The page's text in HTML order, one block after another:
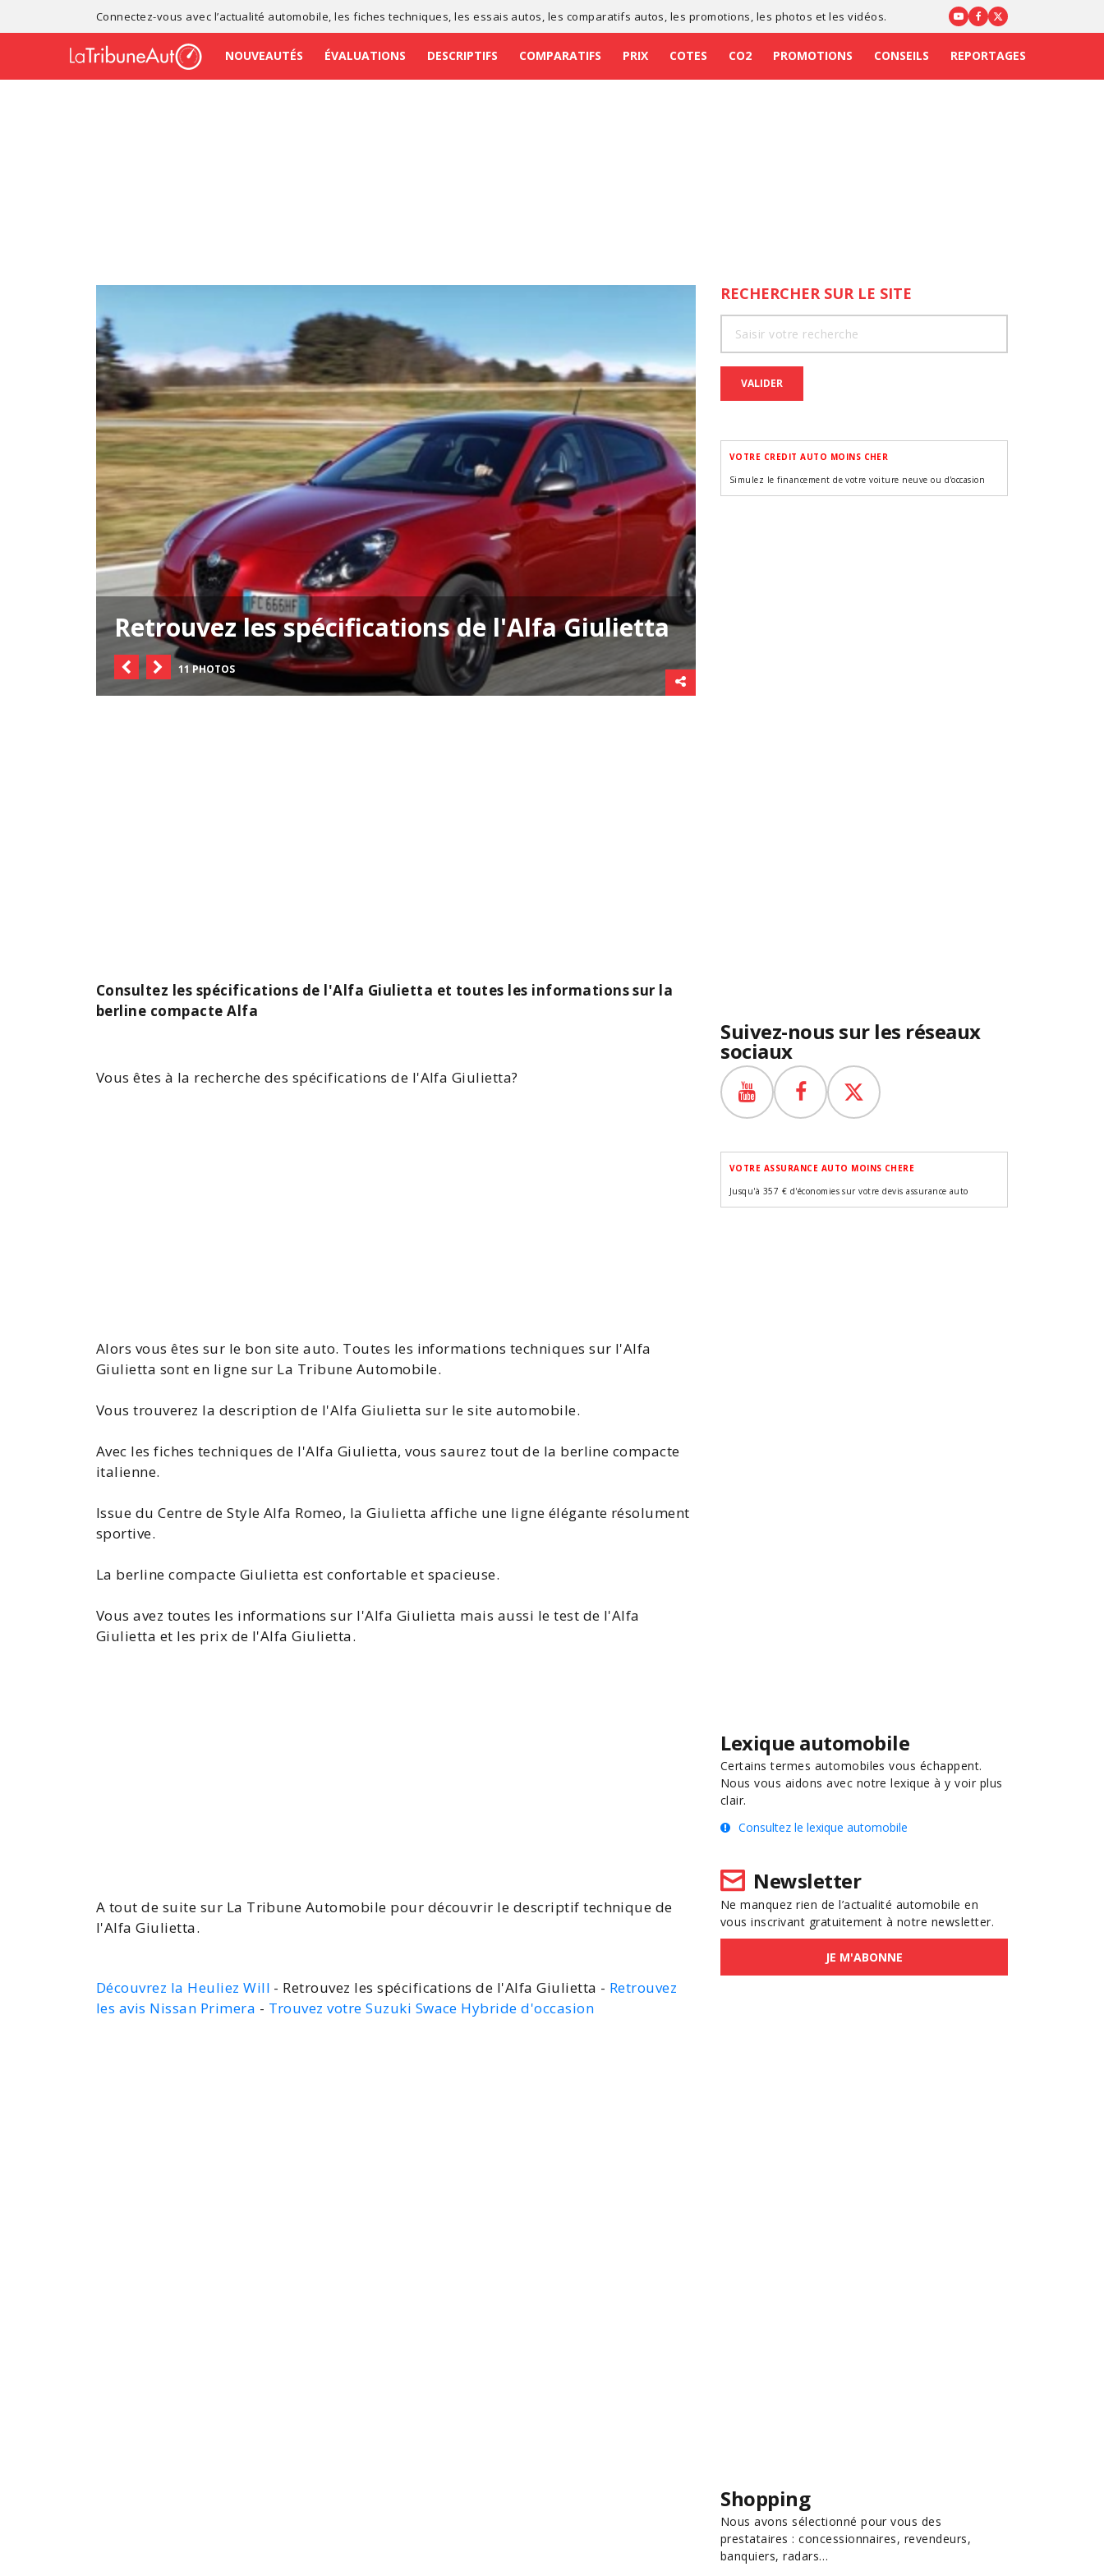
Connectez-vous avec l’actualité automobile , lesfiches techniques , lesessais autos , les comparatifs autos , les promotions , les photos et les vidéos.
NOUVEAUTÉS ÉVALUATIONS DESCRIPTIFS COMPARATIFS PRIX COTES CO2 PROMOTIONS CONSEILS REPORTAGES
Retrouvez les spécifications de l'Alfa Giulietta
11 PHOTOS
Consultez les spécifications de l'Alfa Giulietta et toutes les informations sur la
berline compacte Alfa
Vous êtes à la recherche des spécifications de l'Alfa Giulietta?
Alors vous êtes sur le bon site auto. Toutes les informations techniques sur l'Alfa
Giulietta sont en ligne sur La Tribune Automobile.
Vous trouverez la description de l'Alfa Giulietta sur le site automobile.
Avec lesfiches techniques de l'Alfa Giulietta, vous saurez tout de la berline compacte
italienne.
Issue du Centre de Style Alfa Romeo, laGiulietta affiche une ligne élégante résolument
sportive.
La berline compacte Giulietta est confortable et spacieuse.
Vous avez toutes les informations sur l'Alfa Giulietta mais aussi letest de l'Alfa
Giulietta et les prix de l'Alfa Giulietta.
A tout de suite sur La Tribune Automobile pour découvrir le descriptif technique de
l'Alfa Giulietta.
Découvrez la Heuliez Will - Retrouvez les spécifications de l'Alfa Giulietta - Retrouvez
les avis Nissan Primera - Trouvez votre Suzuki Swace Hybride d'occasion
RECHERCHER SUR LE SITE
VALIDER
VOTRE CREDIT AUTO MOINS CHER
Simulez le financement de votre voiture neuve ou d'occasion
Suivez-nous sur les réseaux
sociaux
VOTRE ASSURANCE AUTO MOINS CHERE
Jusqu'à 357 € d'économies sur votre devis assurance auto
Lexique automobile
Certains termes automobiles vous échappent.
Nous vous aidons avec notre lexique à y voir plus
clair.
Consultez le lexique automobile
Newsletter
Ne manquez rien de l’actualité automobile en
vous inscrivant gratuitement à notre newsletter.
JE M'ABONNE
Shopping
Nous avons sélectionné pour vous des
prestataires : concessionnaires, revendeurs,
banquiers, radars…